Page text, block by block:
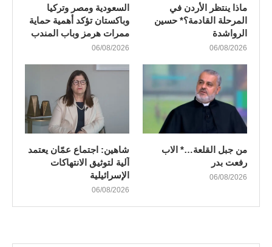
ماذا ينتظر الأردن في
المرحلة القادمة؟* حسين
الرواشدة
06/08/2026
السعودية ومصر وتركيا
وباكستان تؤكد أهمية حماية
ممرات هرمز وباب المندب
06/08/2026
من جبل القلعة…* الاب
رفعت بدر
06/08/2026
شاهين: اجتماع عمّان يعتمد
آلية لتوثيق الانتهاكات
الإسرائيلية
06/08/2026